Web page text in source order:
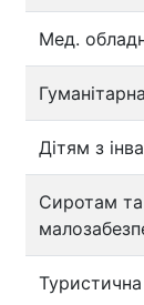
Мед.
Дітям з
Сиротам та